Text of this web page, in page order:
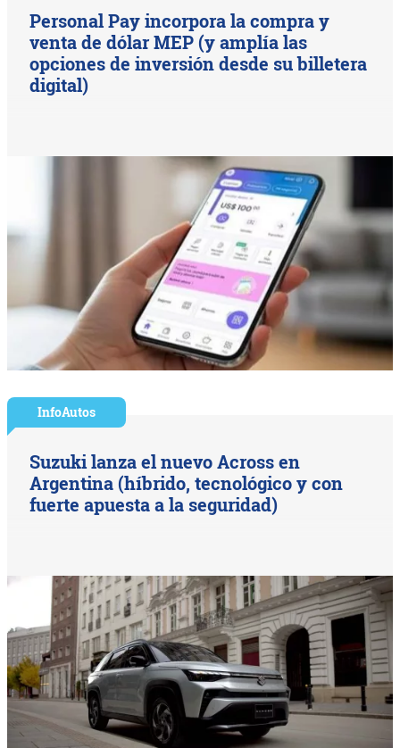
Personal Pay incorpora la compra y
venta de dólar MEP (y amplía las
opciones de inversión desde su billetera
digital)
InfoAutos
Suzuki lanza el nuevo Across en
Argentina (híbrido, tecnológico y con
fuerte apuesta a la seguridad)